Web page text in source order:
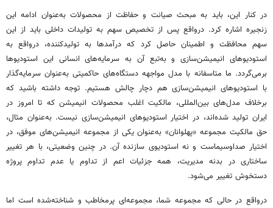
در کنار این، باید به مبحث صیانت و حفاظت از محصولات به‌عنوان ادامه این
زنجیره اشاره کرد. درواقع پس از تخصیص سهم به تولیدات داخلی باید از این
سهم محافظت و اطمینان حاصل کرد که درآمدها به تولیدکننده، درواقع به
استودیوهای انیمیشن‌سازی و به‌تبع آن به سرمایه‌های انسانی این استودیوها
برمی‌گردد. ما متاسفانه با مدل مواجهه دستگاه‌های حاکمیتی به‌عنوان سرمایه‌گذار
با استودیوهای انیمیشن‌سازی هم دچار چالش هستیم. توجه داشته باشید که
برخلاف مدل‌های بین‌المللی، مالکیت اغلب محصولات انیمیشن که تا امروز در
ایران تولید شده‌اند، در اختیار استودیوهای انیمیشن‌سازی نیست. به‌عنوان مثال،
حق مالکیت مجموعه «پهلوانان» به‌عنوان یکی از مجموعه انیمیشن‌های موفق، در
اختیار صداوسیماست و نه استودیوی سازنده آن. در چنین وضعیتی، با هر تغییر
ساختاری در بدنه مدیریت، همه جزئیات اعم از تداوم یا عدم تداوم پروژه
دستخوش تغییر می‌شود.
درواقع در حالی که مجموعه شما، مجموعه‌ای پرمخاطب و شناخته‌شده است اما